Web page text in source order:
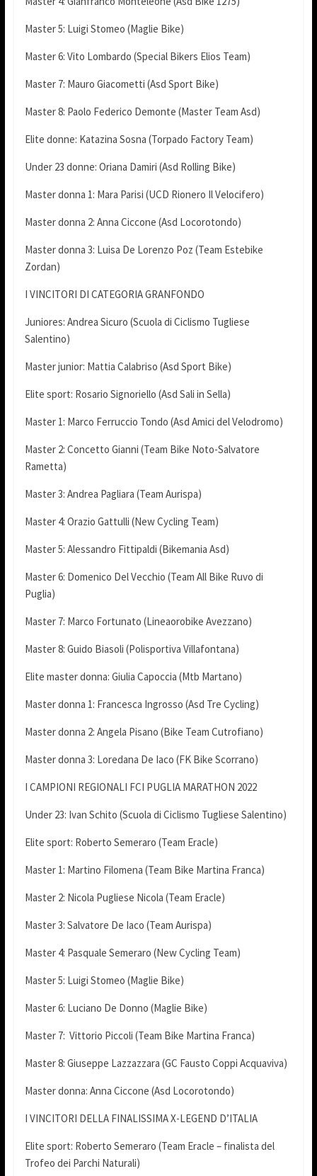
Master 5: Luigi Stomeo (Maglie Bike)
Master 6: Vito Lombardo (Special Bikers Elios Team)
Master 7: Mauro Giacometti (Asd Sport Bike)
Master 8: Paolo Federico Demonte (Master Team Asd)
Elite donne: Katazina Sosna (Torpado Factory Team)
Under 23 donne: Oriana Damiri (Asd Rolling Bike)
Master donna 1: Mara Parisi (UCD Rionero Il Velocifero)
Master donna 2: Anna Ciccone (Asd Locorotondo)
Master donna 3: Luisa De Lorenzo Poz (Team Estebike
Zordan)
I VINCITORI DI CATEGORIA GRANFONDO
Juniores: Andrea Sicuro (Scuola di Ciclismo Tugliese
Salentino)
Master junior: Mattia Calabriso (Asd Sport Bike)
Elite sport: Rosario Signoriello (Asd Sali in Sella)
Master 1: Marco Ferruccio Tondo (Asd Amici del Velodromo)
Master 2: Concetto Gianni (Team Bike Noto-Salvatore
Rametta)
Master 3: Andrea Pagliara (Team Aurispa)
Master 4: Orazio Gattulli (New Cycling Team)
Master 5: Alessandro Fittipaldi (Bikemania Asd)
Master 6: Domenico Del Vecchio (Team All Bike Ruvo di
Puglia)
Master 7: Marco Fortunato (Lineaorobike Avezzano)
Master 8: Guido Biasoli (Polisportiva Villafontana)
Elite master donna: Giulia Capoccia (Mtb Martano)
Master donna 1: Francesca Ingrosso (Asd Tre Cycling)
Master donna 2: Angela Pisano (Bike Team Cutrofiano)
Master donna 3: Loredana De Iaco (FK Bike Scorrano)
I CAMPIONI REGIONALI FCI PUGLIA MARATHON 2022
Under 23: Ivan Schito (Scuola di Ciclismo Tugliese Salentino)
Elite sport: Roberto Semeraro (Team Eracle)
Master 1: Martino Filomena (Team Bike Martina Franca)
Master 2: Nicola Pugliese Nicola (Team Eracle)
Master 3: Salvatore De Iaco (Team Aurispa)
Master 4: Pasquale Semeraro (New Cycling Team)
Master 5: Luigi Stomeo (Maglie Bike)
Master 6: Luciano De Donno (Maglie Bike)
Master 7: Vittorio Piccoli (Team Bike Martina Franca)
Master 8: Giuseppe Lazzazzara (GC Fausto Coppi Acquaviva)
Master donna: Anna Ciccone (Asd Locorotondo)
I VINCITORI DELLA FINALISSIMA X-LEGEND D’ITALIA
Elite sport: Roberto Semeraro (Team Eracle – finalista del
Trofeo dei Parchi Naturali)